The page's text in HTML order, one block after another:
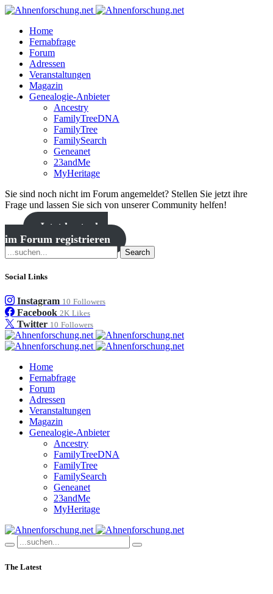
Home
Fernabfrage
Forum
Adressen
Veranstaltungen
Magazin
Genealogie-Anbieter
Ancestry
FamilyTreeDNA
FamilyTree
FamilySearch
Geneanet
23andMe
MyHeritage
Sie sind noch nicht im Forum angemeldet? Stellen Sie jetzt ihre
Frage und lassen Sie sich von unserer Community helfen!
Jetzt kostenlos
im Forum registrieren
Search
Social Links
Instagram 10 Followers
Facebook 2K Likes
Twitter 10 Followers
Home
Fernabfrage
Forum
Adressen
Veranstaltungen
Magazin
Genealogie-Anbieter
Ancestry
FamilyTreeDNA
FamilyTree
FamilySearch
Geneanet
23andMe
MyHeritage
The Latest